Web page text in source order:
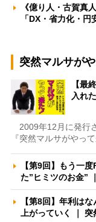
《億り人・古賀真
「DX・省力化・
突然マルサが
【最
入れ
2009年12月に発行
『突然マルサがやっ
【第9回】もう一
た”ヒミツのお金”
【第8回】年利は
上がっていく ｜